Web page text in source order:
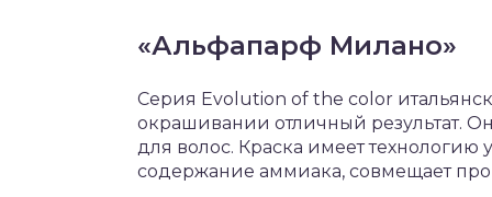
«Альфапарф Милано»
Серия Evolution of the color
окрашивании отличный результат.
для волос. Краска имеет
содержание аммиака, совмещает